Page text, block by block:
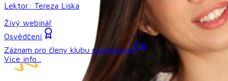
Lektor: Tereza Liska
Živý webinář
Osvědčení
Záznam pro členy klubu neomezeně
Více info...